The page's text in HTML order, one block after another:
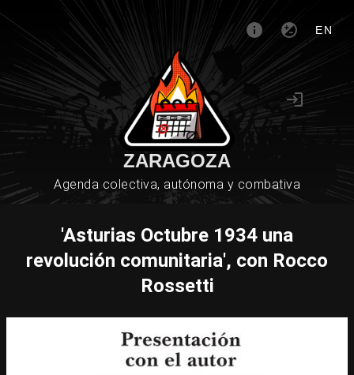
EN
ZARAGOZA
Agenda colectiva, autónoma y combativa
'Asturias Octubre 1934 una
revolución comunitaria', con Rocco
Rossetti